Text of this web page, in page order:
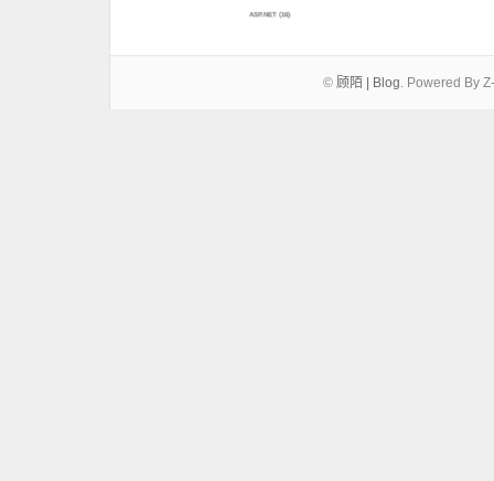
ASP.NET (16)
© 顾陌 | Blog. Powered By